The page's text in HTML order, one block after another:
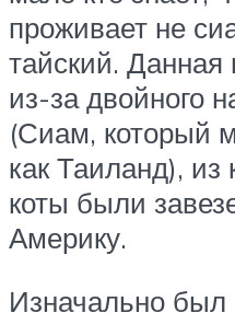
проживает не
тайский. Данная
из-за двойного
(Сиам, который
как Таиланд), из
коты были
Америку.
Изначально был